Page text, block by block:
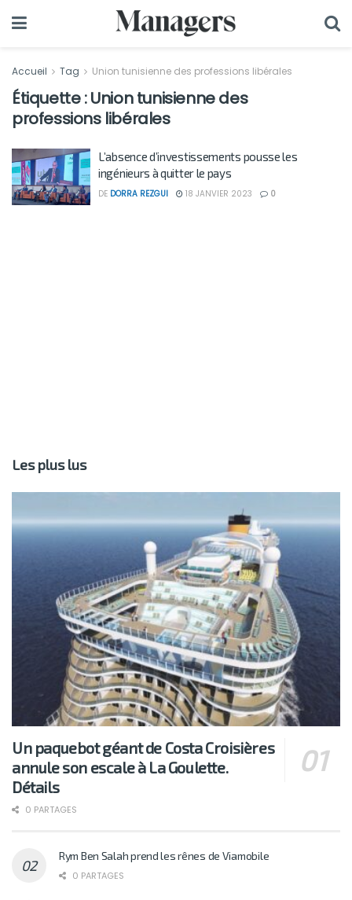
Accueil Tag Union tunisienne des professions libérales
Étiquette :Union tunisienne des
professions libérales
L’absence d’investissements pousse les
ingénieurs à quitter le pays
DE DORRA REZGUI 18 JANVIER 2023 0
Les plus lus
Un paquebot géant de Costa Croisières
annule son escale à La Goulette.
Détails
0 PARTAGES
Rym Ben Salah prend les rênes de Viamobile
0 PARTAGES